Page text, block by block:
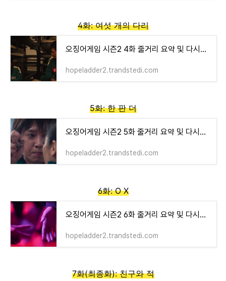
4화: 여섯 개의 다리
오징어게임 시즌2 4화 줄거리 요약 및 다시보기
hopeladder2.trandstedi.com
5화: 한 판 더
오징어게임 시즌2 5화 줄거리 요약 및 다시보기
hopeladder2.trandstedi.com
6화: O X
오징어게임 시즌2 6화 줄거리 요약 및 다시보기
hopeladder2.trandstedi.com
7화(최종화): 친구와 적